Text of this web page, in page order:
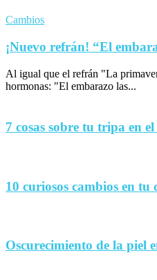
Cambios
¡Nuevo refrán! “El
Al igual que el refrán "La
hormonas: "El embarazo las...
7 cosas sobre tu tripa en
10 curiosos cambios en
Oscurecimiento de la piel